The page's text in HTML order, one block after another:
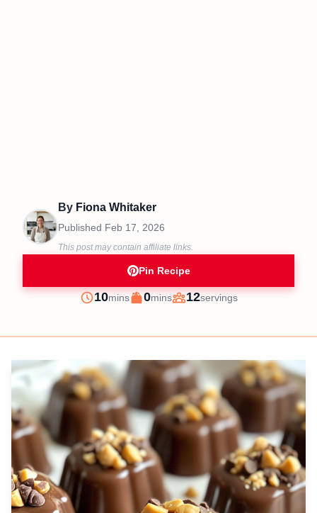
By Fiona Whitaker
Published Feb 17, 2026
This post may contain affiliate links.
Pin Recipe
Prep
10minutes
mins
Cook
0minutes
mins
Servings
12servings